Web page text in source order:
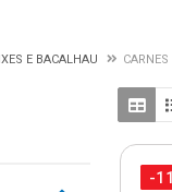
E BACALHAU CARNES
-